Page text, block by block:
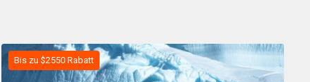
Bis zu $2550 Rabatt